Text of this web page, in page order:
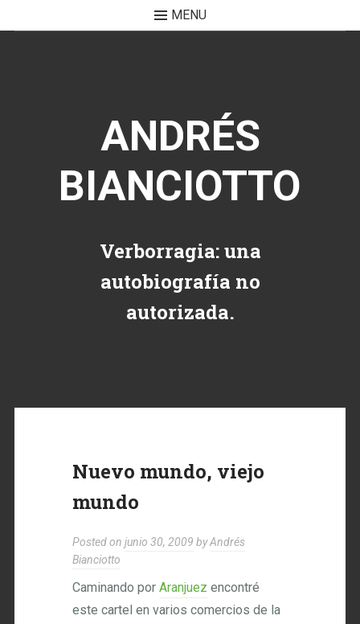
MENU
ANDRÉS
BIANCIOTTO
Verborragia: una
autobiografía no
autorizada.
Nuevo mundo, viejo
mundo
Posted onjunio 30, 2009 byAndrés
Bianciotto
Caminando porAranjuez encontré
este cartel en varios comercios de la